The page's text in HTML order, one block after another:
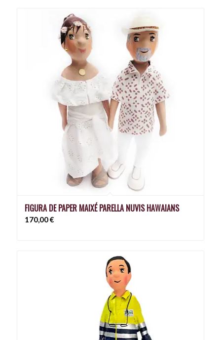
FIGURA DE PAPER MAIXÉ PARELLA NUVIS HAWAIANS
170,00€